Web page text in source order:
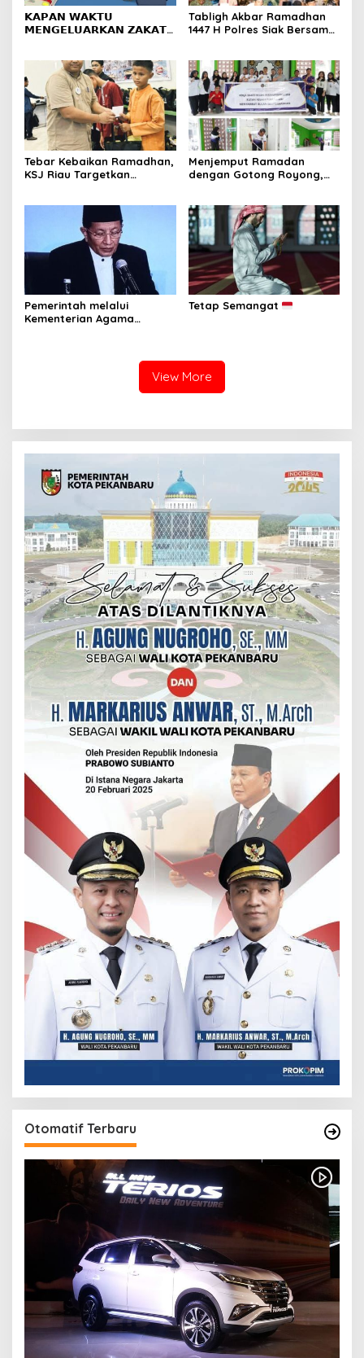
𝗞𝗔𝗣𝗔𝗡 𝗪𝗔𝗞𝗧𝗨
𝗠𝗘𝗡𝗚𝗘𝗟𝗨𝗔𝗥𝗞𝗔𝗡 𝗭𝗔𝗞𝗔𝗧
Tabligh Akbar Ramadhan
1447 H Polres Siak Bersama
Tebar Kebaikan Ramadhan,
KSJ Riau Targetkan
Berbagai Wilayah
Menjemput Ramadan
dengan Gotong Royong,
Masjid
Pemerintah melalui
Kementerian Agama
1447 Hijriah jatuh pada
Kamis, 19 Februari 2026.
Tetap Semangat
View More
Otomatif Terbaru